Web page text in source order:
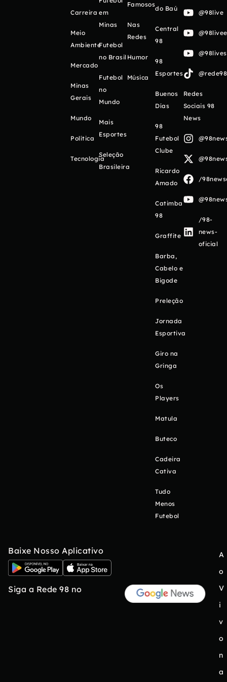
Carreira
Meio
Ambiente
Mercado
Minas
Gerais
Mundo
Política
Tecnologia
em
Minas
Futebol
no Brasil
Futebol
no
Mundo
Mais
Esportes
Seleção
Brasileira
Famosos
Nas
Redes
Humor
Música
do Baú
Central
98
98
Esportes
Buenos
Días
98
Futebol
Clube
Ricardo
Amado
Catimba
98
Graffite
Barba,
Cabelo e
Bigode
Preleção
Jornada
Esportiva
Giro na
Gringa
Os
Players
Matula
Buteco
Cadeira
Cativa
Tudo
Menos
Futebol
@98live
Redes
Sociais 98
News
/
/98-
news-
oficial
Baixe Nosso Aplicativo
Siga a Rede 98 no
A
o
V
i
v
o
n
a